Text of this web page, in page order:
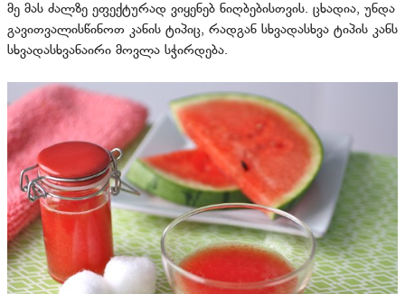
მე მას ძალზე ეფექტურად ვიყენებ ნიღბებისთვის. ცხადია, უნდა
გავითვალისწინოთ კანის ტიპიც, რადგან სხვადასხვა ტიპის კანს
სხვადასხვანაირი მოვლა სჭირდება.